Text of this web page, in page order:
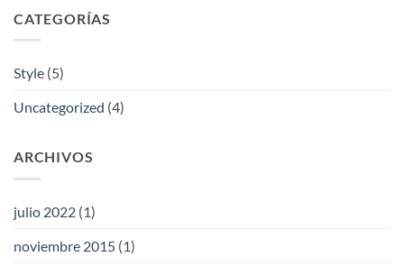
CATEGORÍAS
Style (5)
Uncategorized (4)
ARCHIVOS
julio 2022 (1)
noviembre 2015 (1)